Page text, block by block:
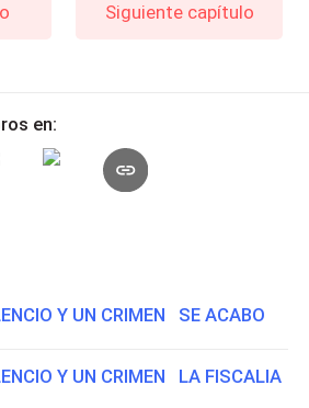
Siguiente capítulo
en:
Y UN CRIMEN SE ACABO
Y UN CRIMEN LA FISCALIA